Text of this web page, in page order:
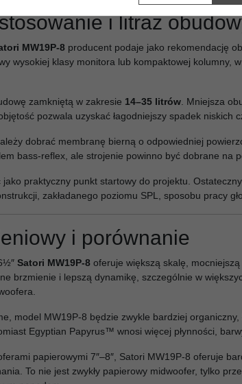
i litraż
MW19P-8 producent podaje jako rekomendację
wysokiej klasy monitora lub kompaktowej
zamkniętą w zakresie 14–35 litrów . Mniejsza
pozwala uzyskać łagodniejszy spadek niskich
dobrać membranę bierną o odpowiedniej
bass-reflex, ale strojenie powinno być dobrane na
praktyczny punkt startowy do projektu.
zakładanego poziomu SPL, sposobu pracy
i porównanie
Satori MW19P-8 oferuje większą skalę,
brzmienie i lepszą dynamikę, szczególnie w
model MW19P-8 będzie zwykle bardziej
Egyptian Papyrus™ wnosi więcej płynności,
papierowymi 7″–8″, Satori MW19P-8 oferuje
To nie jest zwykły papierowy midwoofer, tylko